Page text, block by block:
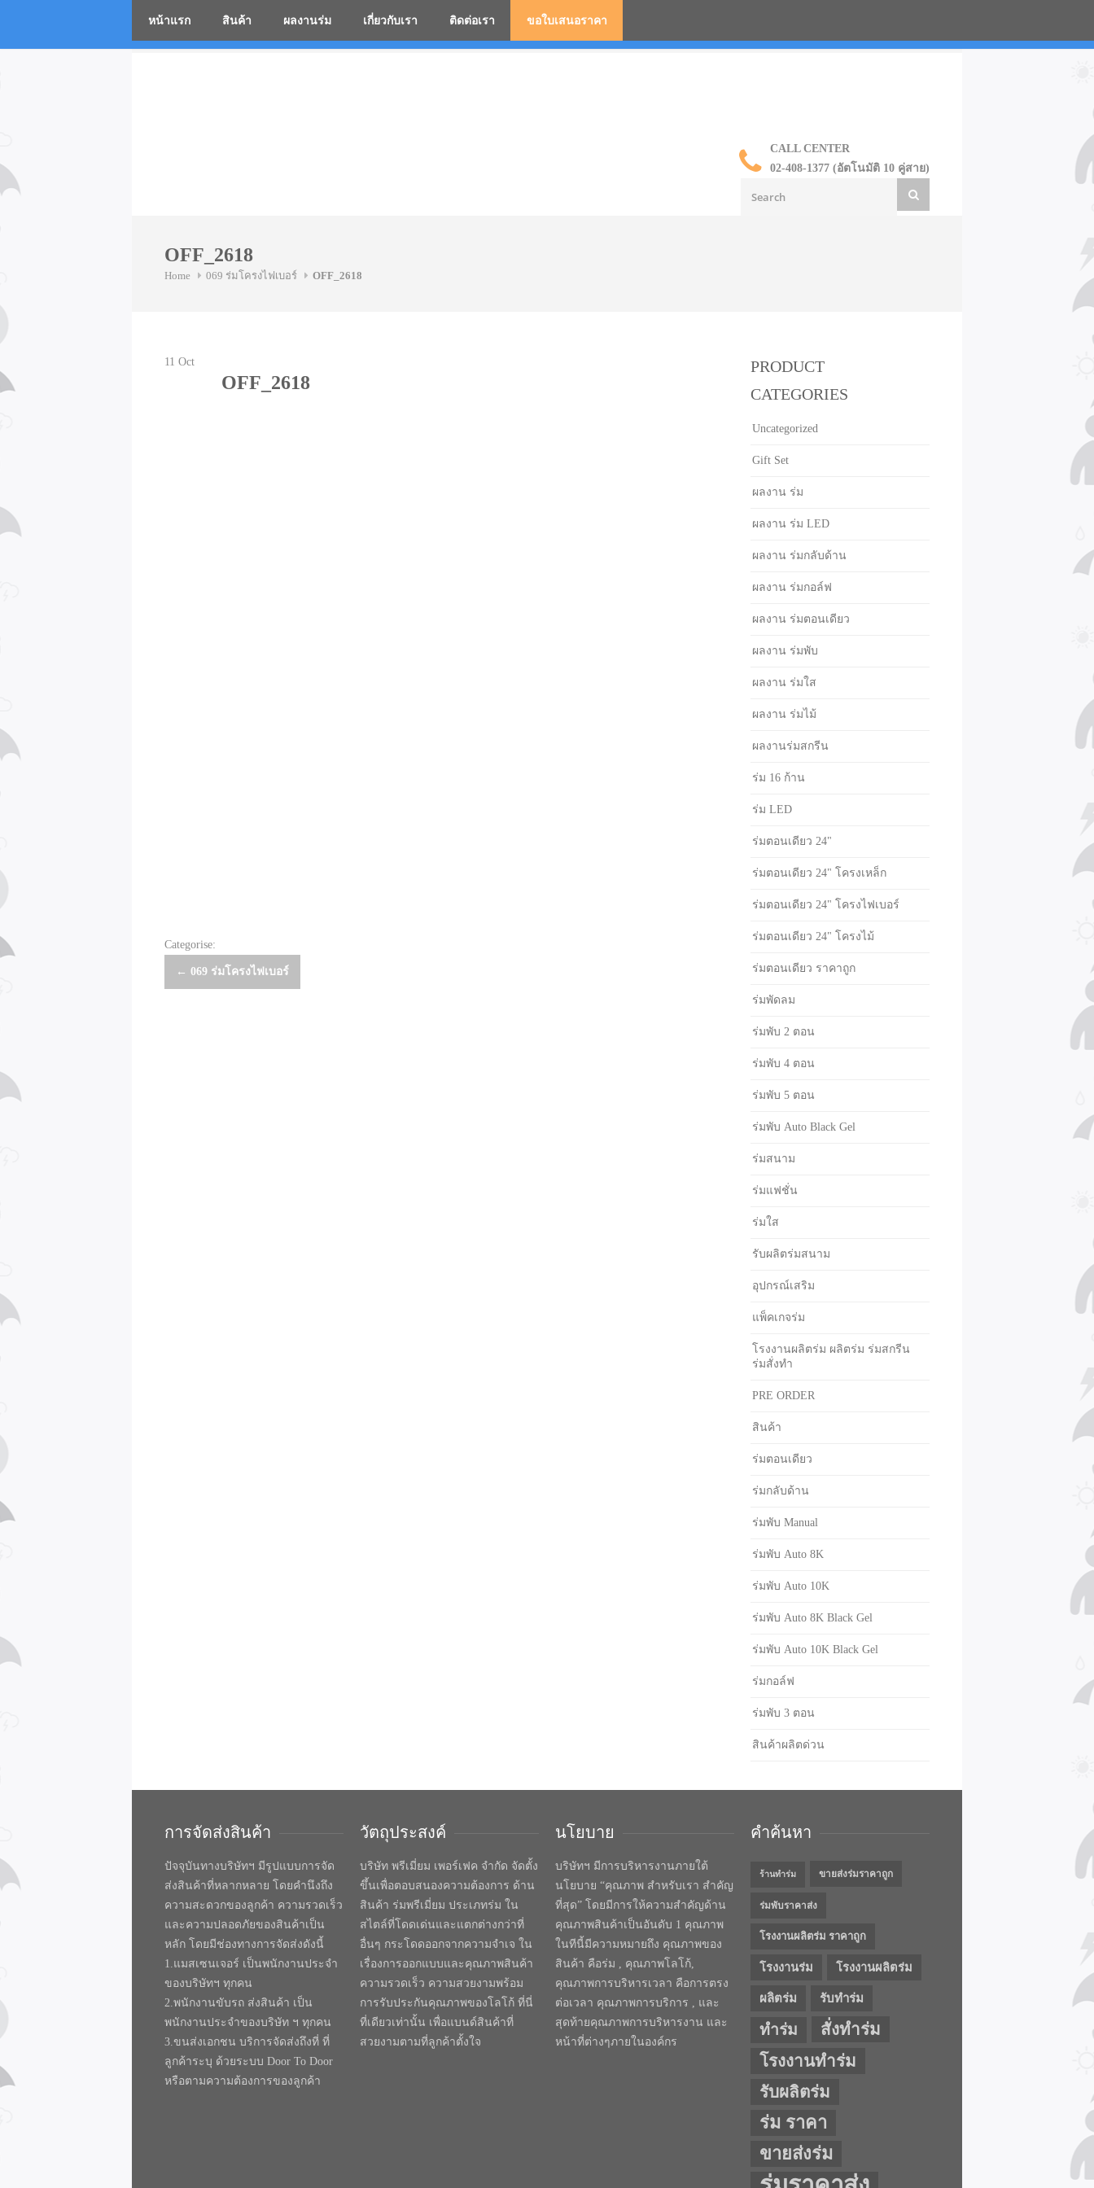
CALL CENTER
02-408-1377 (อัตโนมัติ 10 คู่สาย)
หน้าแรก สินค้า ผลงานร่ม เกี่ยวกับเรา ติดต่อเรา ขอใบเสนอราคา
OFF_2618
Home 069 ร่มโครงไฟเบอร์ OFF_2618
11 Oct
OFF_2618
Categorise:
Post
← 069 ร่มโครงไฟเบอร์
PRODUCT
CATEGORIES
Uncategorized
Gift Set
ผลงาน ร่ม
ผลงาน ร่ม LED
ผลงาน ร่มกลับด้าน
ผลงาน ร่มกอล์ฟ
ผลงาน ร่มตอนเดียว
ผลงาน ร่มพับ
ผลงาน ร่มใส
ผลงาน ร่มไม้
ผลงานร่มสกรีน
ร่ม 16 ก้าน
ร่ม LED
ร่มตอนเดียว 24"
ร่มตอนเดียว 24" โครงเหล็ก
ร่มตอนเดียว 24" โครงไฟเบอร์
ร่มตอนเดียว 24" โครงไม้
ร่มตอนเดียว ราคาถูก
ร่มพัดลม
ร่มพับ 2 ตอน
ร่มพับ 4 ตอน
ร่มพับ 5 ตอน
ร่มพับ Auto Black Gel
ร่มสนาม
ร่มแฟชั่น
ร่มใส
รับผลิตร่มสนาม
อุปกรณ์เสริม
แพ็คเกจร่ม
โรงงานผลิตร่ม ผลิตร่ม ร่มสกรีน
ร่มสั่งทำ
PRE ORDER
สินค้า
ร่มตอนเดียว
ร่มกลับด้าน
ร่มพับ Manual
ร่มพับ Auto 8K
ร่มพับ Auto 10K
ร่มพับ Auto 8K Black Gel
ร่มพับ Auto 10K Black Gel
ร่มกอล์ฟ
ร่มพับ 3 ตอน
สินค้าผลิตด่วน
การจัดส่งสินค้า
ปัจจุบันทางบริษัทฯ มีรูปแบบการจัด
ส่งสินค้าที่หลากหลาย โดยคำนึงถึง
ความสะดวกของลูกค้า ความรวดเร็ว
และความปลอดภัยของสินค้าเป็น
หลัก โดยมีช่องทางการจัดส่งดังนี้
1.แมสเซนเจอร์ เป็นพนักงานประจำ
ของบริษัทฯ ทุกคน
2.พนักงานขับรถ ส่งสินค้า เป็น
พนักงานประจำของบริษัท ฯ ทุกคน
3.ขนส่งเอกชน บริการจัดส่งถึงที่ ที่
ลูกค้าระบุ ด้วยระบบ Door To Door
หรือตามความต้องการของลูกค้า
วัตถุประสงค์
บริษัท พรีเมี่ยม เพอร์เฟค จำกัด จัดตั้ง
ขึ้นเพื่อตอบสนองความต้องการ ด้าน
สินค้า ร่มพรีเมี่ยม ประเภทร่ม ใน
สไตล์ที่โดดเด่นและแตกต่างกว่าที่
อื่นๆ กระโดดออกจากความจำเจ ใน
เรื่องการออกแบบและคุณภาพสินค้า
ความรวดเร็ว ความสวยงามพร้อม
การรับประกันคุณภาพของโลโก้ ที่นี่
ที่เดียวเท่านั้น เพื่อแบนด์สินค้าที่
สวยงามตามที่ลูกค้าตั้งใจ
นโยบาย
บริษัทฯ มีการบริหารงานภายใต้
นโยบาย “คุณภาพ สำหรับเรา สำคัญ
ที่สุด” โดยมีการให้ความสำคัญด้าน
คุณภาพสินค้าเป็นอันดับ 1 คุณภาพ
ในทีนี้มีความหมายถึง คุณภาพของ
สินค้า คือร่ม , คุณภาพโลโก้,
คุณภาพการบริหารเวลา คือการตรง
ต่อเวลา คุณภาพการบริการ , และ
สุดท้ายคุณภาพการบริหารงาน และ
หน้าที่ต่างๆภายในองค์กร
คำค้นหา
ร้านทำร่ม ขายส่งร่มราคาถูก
ร่มพับราคาส่ง
โรงงานผลิตร่ม ราคาถูก
โรงงานร่ม โรงงานผลิตร่ม
ผลิตร่ม รับทำร่ม
ทำร่ม
สั่งทำร่ม
โรงงานทำร่ม
รับผลิตร่ม
ร่ม ราคา
ขายส่งร่ม
โรงงานร่มสกรีนโลโก้ ร่มพรีเมี่ยม ร่มตอนเดียว ร่มกอล์ฟ ร่มกลับด้าน ราคาส่ง